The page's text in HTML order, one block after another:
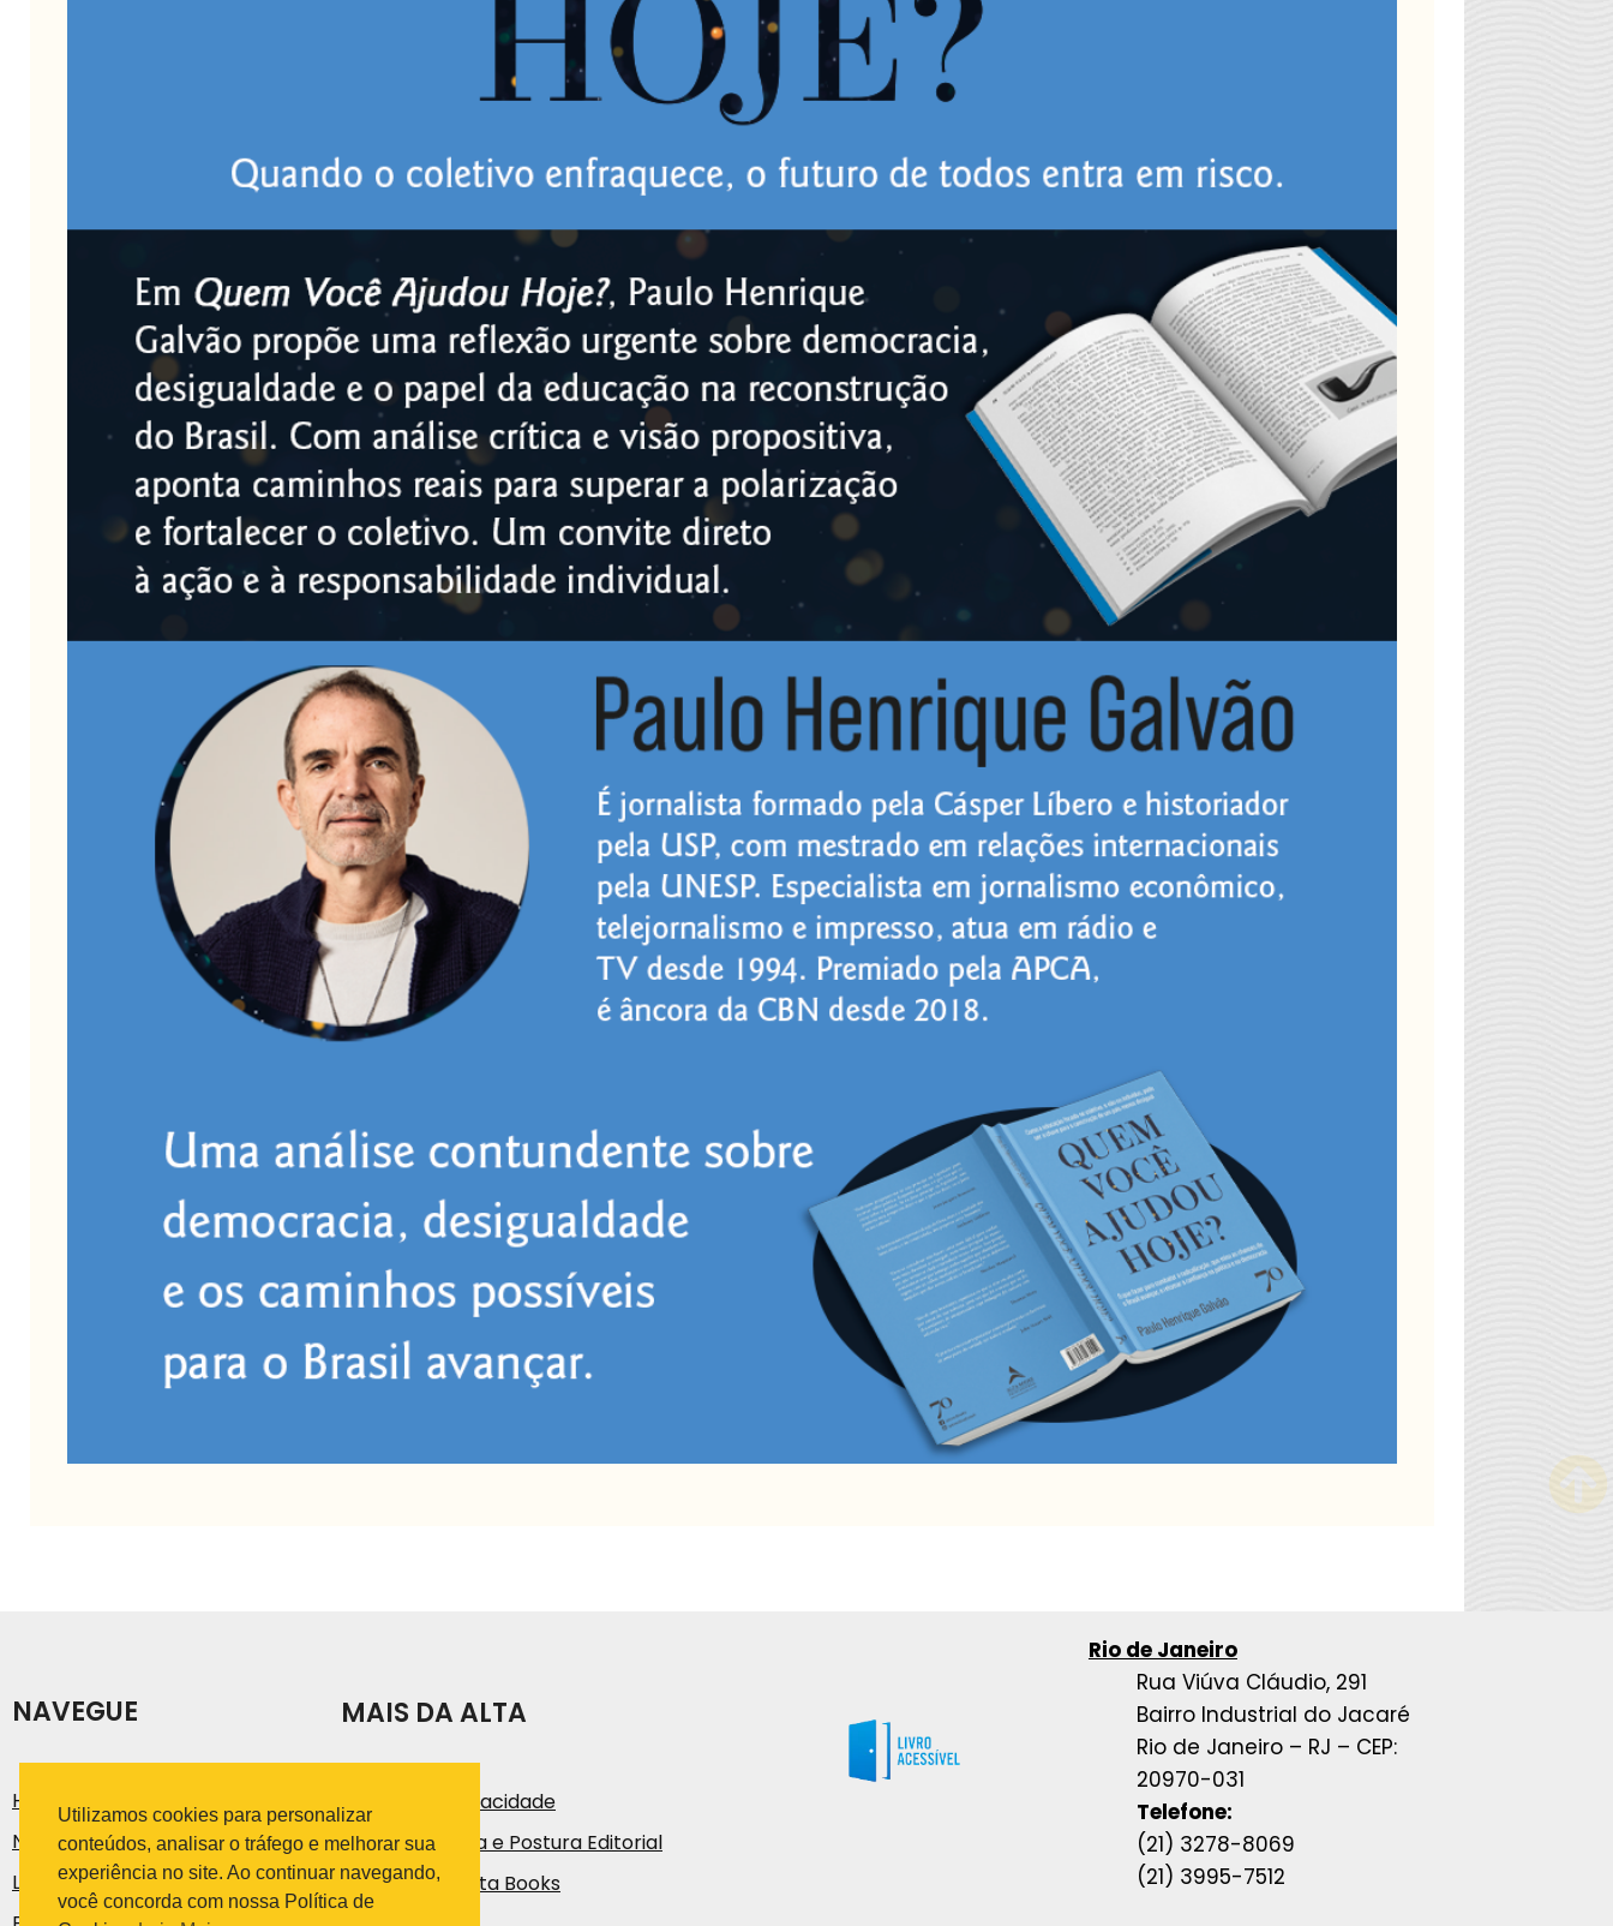
NAVEGUE
História
Notícias e Artigos
Loja
MAIS DA ALTA
Política de Privacidade
Código de Ética e Postura Editorial
Trabalhe na Alta Books
Rio de Janeiro
Rua Viúva Cláudio, 291
Bairro Industrial do Jacaré
Rio de Janeiro – RJ – CEP:
20970-031
Telefone:
(21) 3278-8069
(21) 3995-7512
Utilizamos cookies para personalizar
conteúdos, analisar o tráfego e melhorar sua
experiência no site. Ao continuar navegando,
você concorda com nossa Política de